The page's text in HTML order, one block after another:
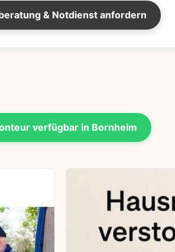
& Notdienst anfordern
verfügbar in Bornheim